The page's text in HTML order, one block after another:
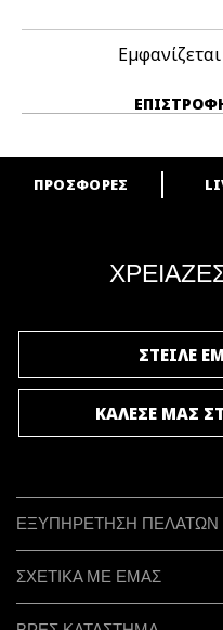
ARE YOU A M·A·C
ΠΡΟΣΦΟΡΕΣ
ΣΤΕΙΛΕ
ΚΑΛΕΣΕ ΜΑΣ
ΕΞΥΠΗΡΕΤΗΣΗ ΠΕΛΑΤΩΝ
ΣΧΕΤΙΚΑ ΜΕ ΕΜΑΣ